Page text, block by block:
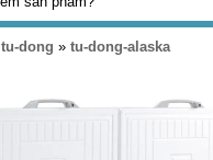
tu-dong » tu-dong-alaska